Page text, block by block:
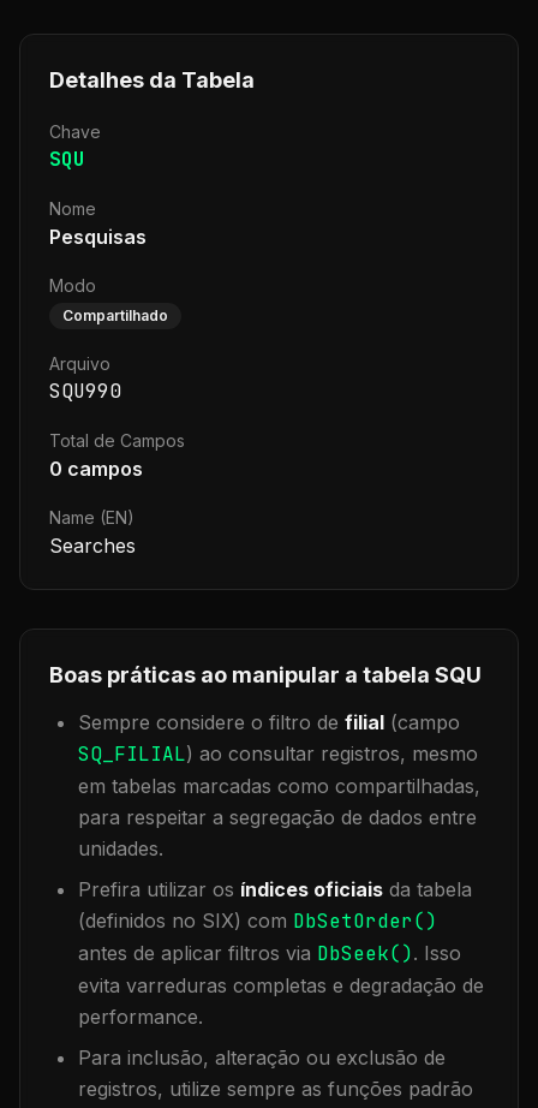
Detalhes da Tabela
Chave
SQU
Nome
Pesquisas
Modo
Compartilhado
Arquivo
SQU990
Total de Campos
0 campos
Name (EN)
Searches
Boas práticas ao manipular a tabela SQU
Sempre considere o filtro de filial (campo
SQ_FILIAL) ao consultar registros, mesmo
em tabelas marcadas como compartilhadas,
para respeitar a segregação de dados entre
unidades.
Prefira utilizar os índices oficiais da tabela
(definidos no SIX) com DbSetOrder()
antes de aplicar filtros via DbSeek(). Isso
evita varreduras completas e degradação de
performance.
Para inclusão, alteração ou exclusão de
registros, utilize sempre as funções padrão